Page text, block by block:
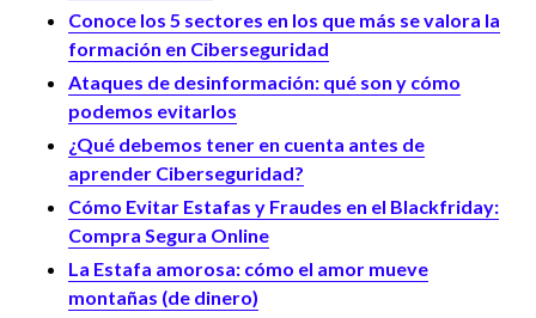
Conoce los 5 sectores en los que más se valora la
formación en Ciberseguridad
Ataques de desinformación: qué son y cómo
podemos evitarlos
¿Qué debemos tener en cuenta antes de
aprender Ciberseguridad?
Cómo Evitar Estafas y Fraudes en el Blackfriday:
Compra Segura Online
La Estafa amorosa: cómo el amor mueve
montañas (de dinero)